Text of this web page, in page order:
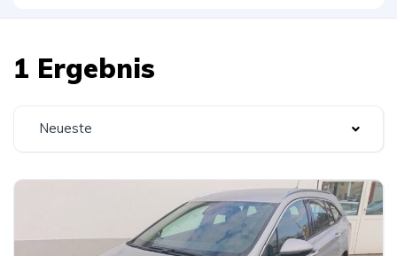
1 Ergebnis
Neueste